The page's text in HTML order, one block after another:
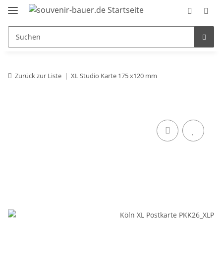
Zurück zur Liste XL Studio Karte 175 x120 mm